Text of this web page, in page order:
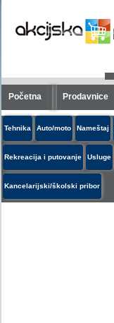
Početna Prodavnice
Tehnika Auto/moto Nameštaj
Rekreacija i putovanje Usluge
Kancelarijski/školski pribor